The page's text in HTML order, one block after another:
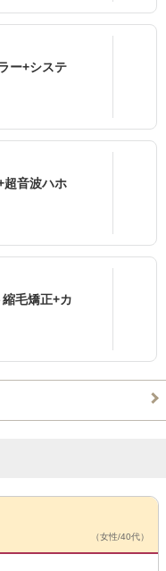
ー+システ
超音波ハホ
毛矯正+カ
（女性/40代）